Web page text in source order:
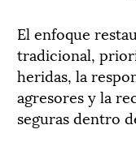
El enfoque
tradicional,
heridas, la
agresores y la
seguras dentro